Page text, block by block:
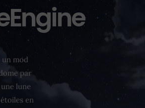
un mod
par
lune
en